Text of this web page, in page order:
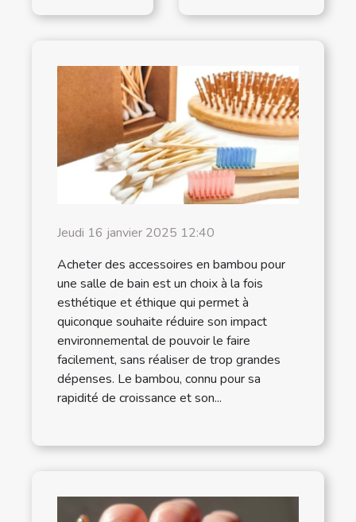
Jeudi 16 janvier 2025 12:40
Acheter des accessoires en bambou pour
une salle de bain est un choix à la fois
esthétique et éthique qui permet à
quiconque souhaite réduire son impact
environnemental de pouvoir le faire
facilement, sans réaliser de trop grandes
dépenses. Le bambou, connu pour sa
rapidité de croissance et son...